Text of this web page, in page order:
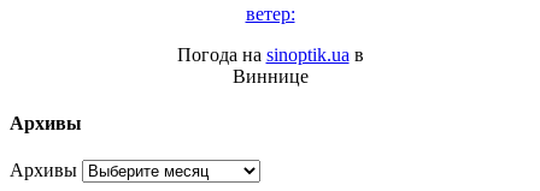
ветер:
Погода на sinoptik.ua в
Виннице
Архивы
Архивы